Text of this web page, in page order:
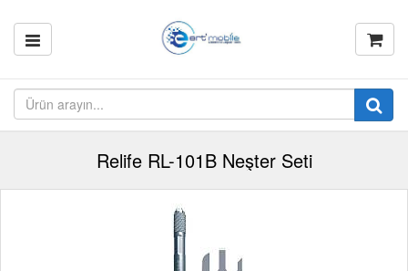
Relife RL-101B Neşter Seti